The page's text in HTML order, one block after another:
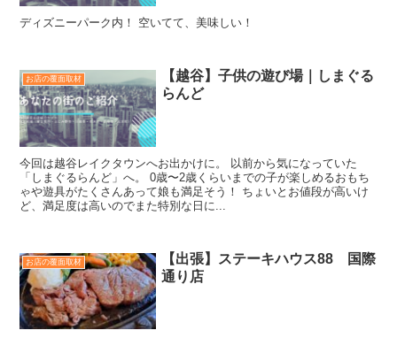
ディズニーパーク内！ 空いてて、美味しい！
お店の覆面取材
【越谷】子供の遊び場｜しまぐる
らんど
今回は越谷レイクタウンへお出かけに。 以前から気になっていた
「しまぐるらんど」へ。 0歳〜2歳くらいまでの子が楽しめるおもち
ゃや遊具がたくさんあって娘も満足そう！ ちょいとお値段が高いけ
ど、満足度は高いのでまた特別な日に...
お店の覆面取材
【出張】ステーキハウス88 国際
通り店